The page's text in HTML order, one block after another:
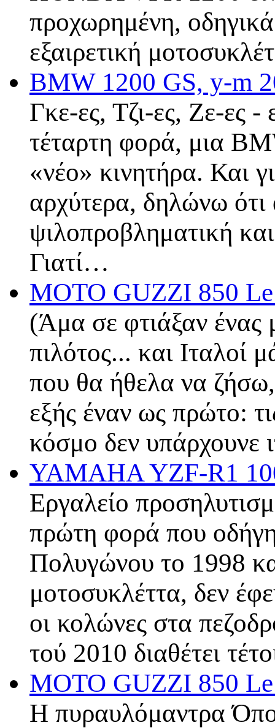
προχωρημένη,
εξαιρετική
BMW 1200 GS, y-m
Γκε-ες, Τζι-ες, Ζε-ες
τέταρτη φορά, μια
«νέο» κινητήρα. Και
αρχύτερα, δηλώνω ότι
ψιλοπροβληματική
Γιατί…
MOTO GUZZI 850
(Άμα σε φτιάξαν ένας
πιλότος... και Ιταλοί
που θα ήθελα να ζήσω,
εξής έναν ως πρώτο:
κόσμο δεν υπάρχουνε
YAMAHA YZF-R1
Εργαλείο
πρώτη φορά που
Πολυγώνου το 1998
μοτοσυκλέττα, δεν
οι κολώνες στα
τού 2010 διαθέτει
MOTO GUZZI 850
Η πυραυλόμαντρα